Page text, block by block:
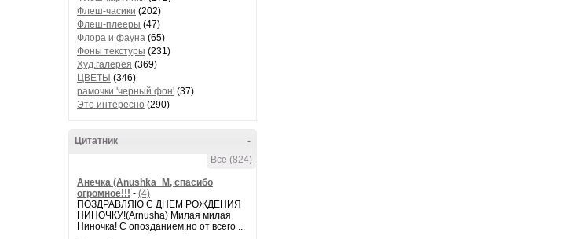
Флеш-часики (202)
Флеш-плееры (47)
Флора и фауна (65)
Фоны текстуры (231)
Худ.галерея (369)
ЦВЕТЫ (346)
рамочки 'черный фон' (37)
Это интересно (290)
-
Цитатник
Все (824)
Анечка (Anushka_M, спасибо
огромное!!! - (4)
ПОЗДРАВЛЯЮ С ДНЕМ РОЖДЕНИЯ
НИНОЧКУ!(Arnusha) Милая милая
Ниночка! С опозданием,но от всего ...